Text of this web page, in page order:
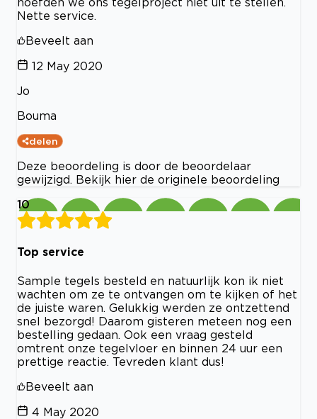
Nette service.
Beveelt aan
12 May 2020
Jo
Bouma
delen
Deze beoordeling is door de beoordelaar
gewijzigd. Bekijk hier de originele beoordeling
10
Top service
Sample tegels besteld en natuurlijk kon ik niet
wachten om ze te ontvangen om te kijken of het
de juiste waren. Gelukkig werden ze ontzettend
snel bezorgd! Daarom gisteren meteen nog een
bestelling gedaan. Ook een vraag gesteld
omtrent onze tegelvloer en binnen 24 uur een
prettige reactie. Tevreden klant dus!
Beveelt aan
4 May 2020